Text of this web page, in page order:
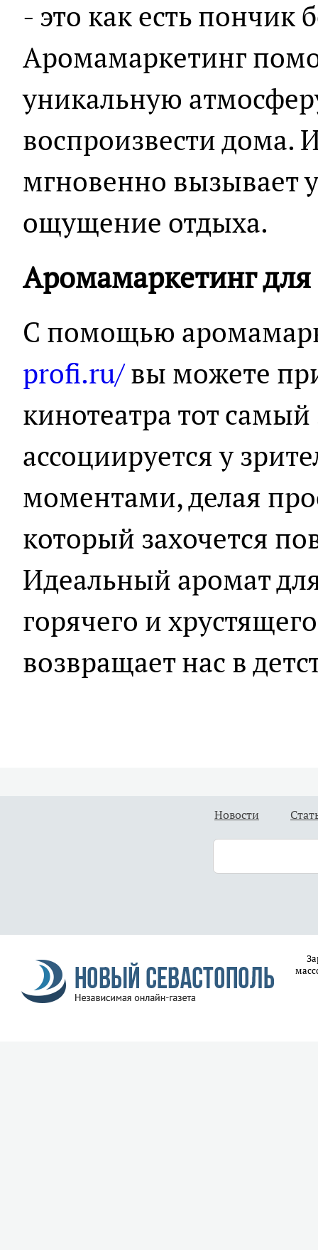
- это как есть пончик
Аромамаркетинг
уникальную
воспроизвести дома.
мгновенно вызывает
ощущение отдыха.
Аромамаркетинг для
С помощью
profi.ru/вы можете
кинотеатра тот
ассоциируется у
моментами, делая
который захочется
Идеальный аромат
горячего и
возвращает нас в
Новости